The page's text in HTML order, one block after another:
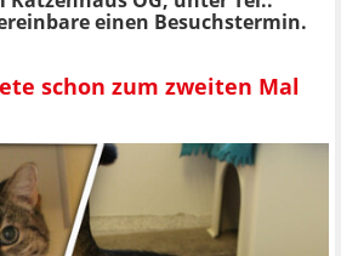
einen Besuchstermin.
schon zum zweiten Mal